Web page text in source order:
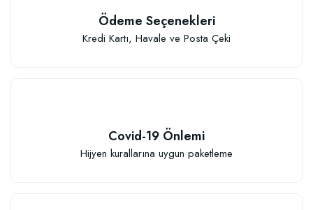
Ödeme Seçenekleri
Kredi Kartı, Havale ve Posta Çeki
Covid-19 Önlemi
Hijyen kurallarına uygun paketleme